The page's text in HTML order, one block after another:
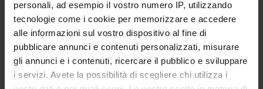
personali, ad esempio il vostro numero IP, utilizzando
tecnologie come i cookie per memorizzare e accedere
alle informazioni sul vostro dispositivo al fine di
pubblicare annunci e contenuti personalizzati, misurare
gli annunci e i contenuti, ricercare il pubblico e sviluppare
i servizi. Avete la possibilità di scegliere chi utilizza i
Lezione 2: Elementi di Teoria dei Numeri, Gruppi Zn, Zn*,
Generatori, Logaritmo discreto.
Lezione 3: Elementi di teoria dei numeri, Residuo
quadratico, Simbolo di Legendre, Simbolo di Jacobi,
Esempio di riduzione da radice quadrata a fattorizzazione.
Lezione 4: Crittografia a chiave pubblica, Diffie-Helman,
RSA.